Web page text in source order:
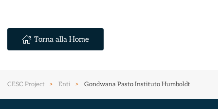
Torna alla Home
CESC Project Enti Gondwana Pasto Instituto Humboldt